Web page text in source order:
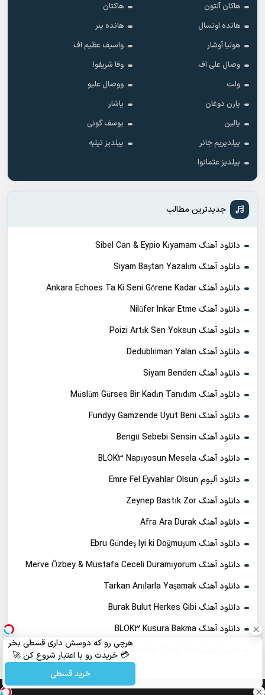
هرچی رو که دوسش داری قسطی بخر
💳 خریدت رو با اعتبار شروع کن 🚀
خرید قسطی
هاکان آلتون
هاکتان
هانده اونسال
هانده ینر
هولیا آوشار
واسیف عظیم اف
وصال علی اف
وفا شریفوا
ولت
ووصال علیو
یارن دوغان
یاشار
یالین
یوسف گونی
ییلدیریم جانر
ییلدیز تیلبه
ییلدیز عثمانوا
جدیدترین مطالب
دانلود آهنگ Sibel Can & Eypio Kıyamam
دانلود آهنگ Siyam Baştan Yazalım
دانلود آهنگ Ankara Echoes Ta Ki Seni Görene Kadar
دانلود آهنگ Nilüfer Inkar Etme
دانلود آهنگ Poizi Artık Sen Yoksun
دانلود آهنگ Dedublüman Yalan
دانلود آهنگ Siyam Benden
دانلود آهنگ Müslüm Gürses Bir Kadın Tanıdım
دانلود آهنگ Fundyy Gamzende Uyut Beni
دانلود آهنگ Bengü Sebebi Sensin
دانلود آهنگ BLOK3 Napıyosun Mesela
دانلود آلبوم Emre Fel Eyvahlar Olsun
دانلود آهنگ Zeynep Bastık Zor
دانلود آهنگ Afra Ara Durak
دانلود آهنگ Ebru Gündeş Iyi ki Doğmuşum
دانلود آهنگ Merve Özbey & Mustafa Ceceli Duramıyorum
دانلود آهنگ Tarkan Anılarla Yaşamak
دانلود آهنگ Burak Bulut Herkes Gibi
دانلود آهنگ BLOK3 Kusura Bakma